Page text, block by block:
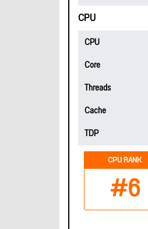
CPU
CPU
Core
Threads
Cache
TDP
CPU RANK
#6